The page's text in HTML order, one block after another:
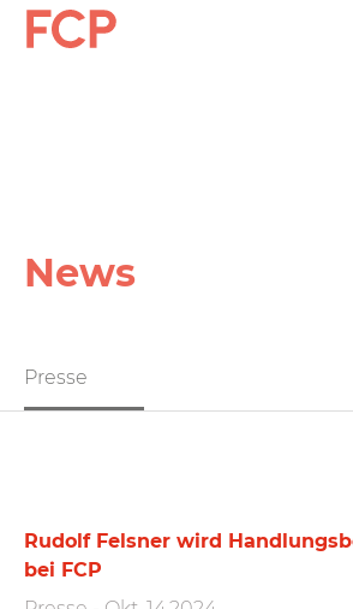
Direkt
zumFCP
News
FCP
Presse
Rudolf Felsner wird
bei FCP